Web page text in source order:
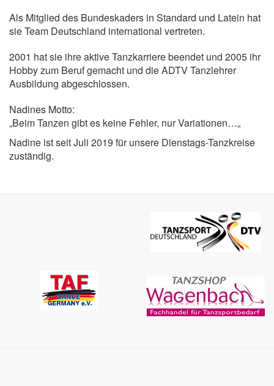
Als Mitglied des Bundeskaders in Standard und Latein hat
sie Team Deutschland international vertreten.
2001 hat sie ihre aktive Tanzkarriere beendet und 2005 ihr
Hobby zum Beruf gemacht und die ADTV Tanzlehrer
Ausbildung abgeschlossen.
Nadines Motto:
„Beim Tanzen gibt es keine Fehler, nur Variationen…„
Nadine ist seit Juli 2019 für unsere Dienstags-Tanzkreise
zuständig.